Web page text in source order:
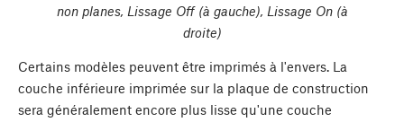
non planes, Lissage Off (à gauche), Lissage On (à
droite)
Certains modèles peuvent être imprimés à l'envers. La
couche inférieure imprimée sur la plaque de construction
sera généralement encore plus lisse qu'une couche